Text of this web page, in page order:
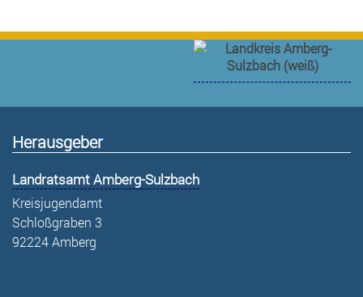
Herausgeber
Landratsamt Amberg-Sulzbach
Kreisjugendamt
Schloßgraben 3
92224 Amberg